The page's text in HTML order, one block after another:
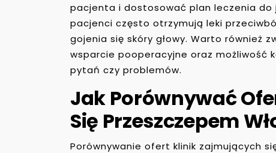
pacjenta i dostosować plan leczenia do
pacjenci często otrzymują leki
gojenia się skóry głowy. Warto również
wsparcie pooperacyjne oraz możliwość
pytań czy problemów.
Jak Porównywać
Się Przeszczepem
Porównywanie ofert klinik zajmujących